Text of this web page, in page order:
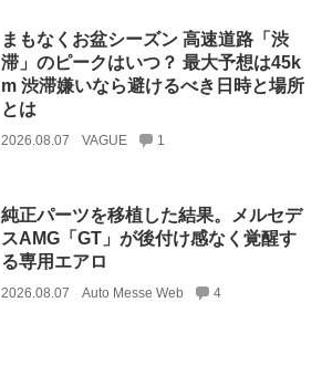
まもなくお盆シーズン 高速道路「渋
滞」のピークはいつ？ 最大予想は45k
m 渋滞嫌いなら避けるべき日時と場所
とは
2026.08.07 VAGUE 1
純正パーツを移植した結果。メルセデ
スAMG「GT」が後付け感なく覚醒す
る専用エアロ
2026.08.07 Auto Messe Web 4